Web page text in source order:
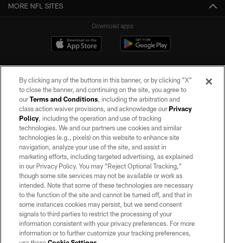
MORE NFL SITES
Download apps
©2026 by the Las Vegas Raiders. All rights reserved. No portion of this site
may be reproduced without the express written permission of the Las Vegas
Raiders.
PRIVACY POLICY
TERMS OF SERVICE
ACCESSIBILITY
AD CHOICES
YOUR PRIVACY CHOICES
COOKIE SETTINGS
By clicking any of the buttons in this banner, or by clicking "X"
to close the banner, and continuing on the site, you agree to
ourTerms and Conditions, including the arbitration and
class action waiver provisions, and acknowledge ourPrivacy
Policy, including the operation and use of tracking
technologies. We and our partners use cookies and similar
technologies (e.g., pixels) on this website to enhance site
navigation, analyze your use of the site, and assist in
marketing efforts, including targeted advertising, as explained
in our Privacy Policy. You may “Reject Optional Tracking,”
though some site services may not be available or work as
intended. Note that some of these technologies are necessary
to the function of the site and cannot be turned off, and that in
some instances cookies may persist, but we send consent
signals to third parties to restrict the processing of your
information consistent with your privacy preferences. For more
information or to further customize your tracking preferences,